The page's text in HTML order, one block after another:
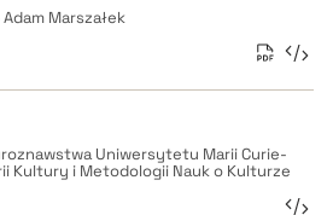
Marszałek
Uniwersytetu Marii Curie-
Kultury i Metodologii Nauk o Kulturze